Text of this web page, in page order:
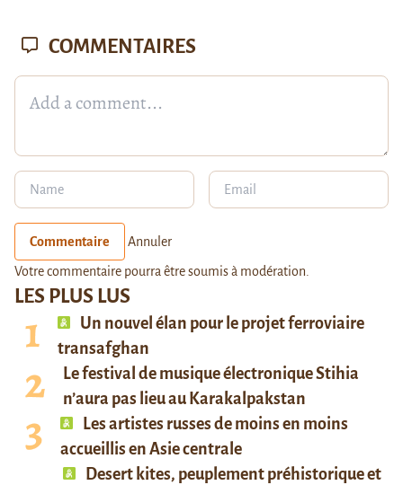
LES PLUS LUS
Un nouvel élan pour le projet ferroviaire
transafghan
Le festival de musique électronique Stihia
n’aura pas lieu au Karakalpakstan
Les artistes russes de moins en moins
accueillis en Asie centrale
Desert kites, peuplement préhistorique et
COMMENTAIRES
Commentaire Annuler
Votre commentaire pourra être soumis à modération.